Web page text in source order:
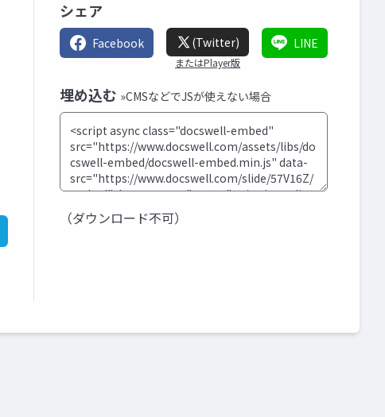
シェア
Facebook (Twitter)
またはPlayer版
LINE
埋め込む »CMSなどでJSが使えない場合
（ダウンロード不可）